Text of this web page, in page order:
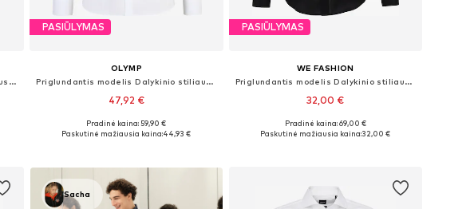
Standartinis modelis Dalykinio stiliaus marškiniai 'CARMEN 108 UMA'
PASIŪLYMAS
OLYMP
Priglundantis modelis Dalykinio stiliaus marškiniai
47,92 €
Yra daugybė dydžių
Pradinė kaina: 59,90 €
Paskutinė mažiausia kaina:44,93 €
PASIŪLYMAS
WE FASHION
Priglundantis modelis Dalykinio stiliaus marškiniai
32,00 €
Yra daugybė dydžių
Pradinė kaina: 69,00 €
Paskutinė mažiausia kaina:32,00 €
Sacha